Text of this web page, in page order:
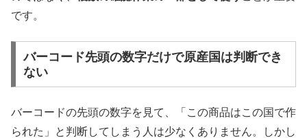
です。
バーコード先頭の数字だけで原産国は判断でき
ない
バーコードの先頭の数字を見て、「この商品はこの国で作
られた」と判断してしまう人は少なくありません。しかし